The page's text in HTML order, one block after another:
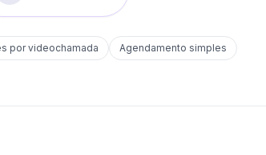
por videochamada Agendamento simples